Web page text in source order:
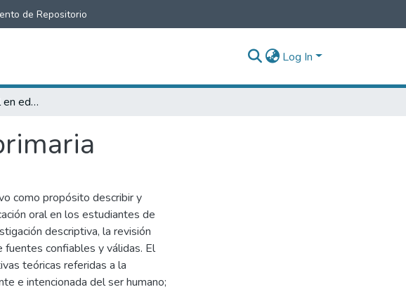
de Repositorio
Log In
La comunicación oral en educación primaria
como propósito describir y
oral en los estudiantes de
descriptiva, la revisión
fuentes confiables y válidas. El
teóricas referidas a la
e intencionada del ser humano;